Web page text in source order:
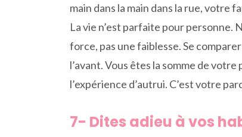
main dans la main dans la rue, votre
La vie n’est parfaite pour personne.
force, pas une faiblesse. Se
l’avant. Vous êtes la somme de
l’expérience d’autrui. C’est votre
7- Dites adieu à vos